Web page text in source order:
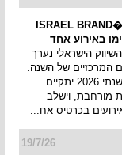
כנס המיתוג ו�ISRAEL BRAND
הישראלי נערך
המרכזיים של השנה.
כנס המיתוג השנתי 2026 יתקיים
מורחבת, וישלב
בכרטיס אח...
19/7/26